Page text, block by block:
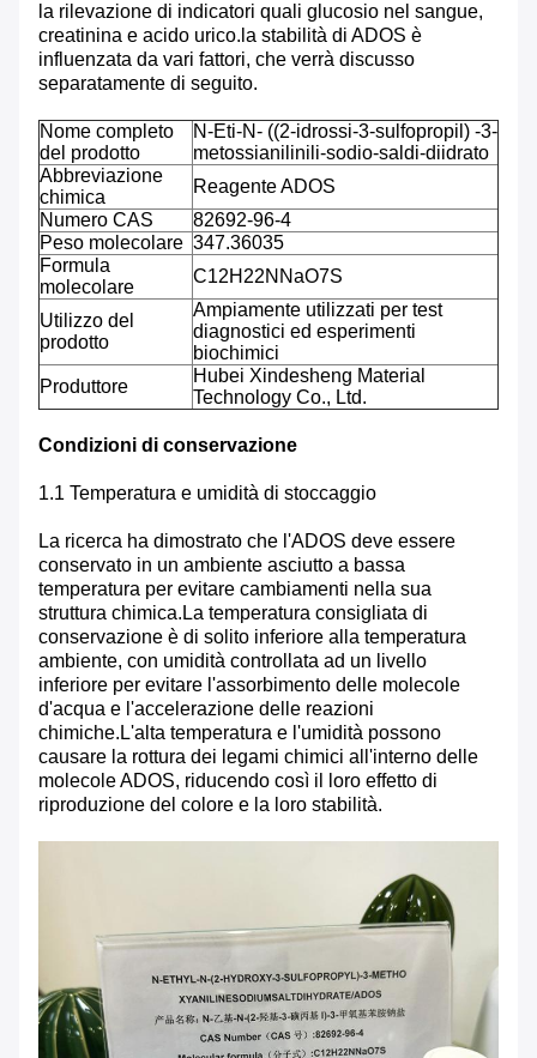
la rilevazione di indicatori quali glucosio nel sangue,
creatinina e acido urico.la stabilità di ADOS è
influenzata da vari fattori, che verrà discusso
separatamente di seguito.
Nome completo
del prodotto
N-Eti-N- ((2-idrossi-3-sulfopropil) -3-
metossianilinili-sodio-saldi-diidrato
Abbreviazione
chimica
Reagente ADOS
Numero CAS
82692-96-4
Peso molecolare 347.36035
Formula
molecolare
C12H22NNaO7S
Utilizzo del
prodotto
Ampiamente utilizzati per test
diagnostici ed esperimenti
biochimici
Produttore
Hubei Xindesheng Material
Technology Co., Ltd.
Condizioni di conservazione
1.1 Temperatura e umidità di stoccaggio
La ricerca ha dimostrato che l'ADOS deve essere
conservato in un ambiente asciutto a bassa
temperatura per evitare cambiamenti nella sua
struttura chimica.La temperatura consigliata di
conservazione è di solito inferiore alla temperatura
ambiente, con umidità controllata ad un livello
inferiore per evitare l'assorbimento delle molecole
d'acqua e l'accelerazione delle reazioni
chimiche.L'alta temperatura e l'umidità possono
causare la rottura dei legami chimici all'interno delle
molecole ADOS, riducendo così il loro effetto di
riproduzione del colore e la loro stabilità.